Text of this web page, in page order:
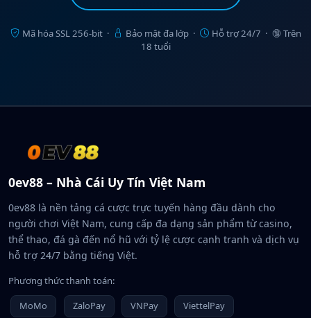
Mã hóa SSL 256-bit · Bảo mật đa lớp ·
Hỗ trợ 24/7 · 🔞 Trên
18 tuổi
0ev88 – Nhà Cái Uy Tín Việt Nam
0ev88 là nền tảng cá cược trực tuyến hàng đầu dành cho
người chơi Việt Nam, cung cấp đa dạng sản phẩm từ casino,
thể thao, đá gà đến nổ hũ với tỷ lệ cược cạnh tranh và dịch vụ
hỗ trợ 24/7 bằng tiếng Việt.
Phương thức thanh toán:
MoMo ZaloPay VNPay ViettelPay